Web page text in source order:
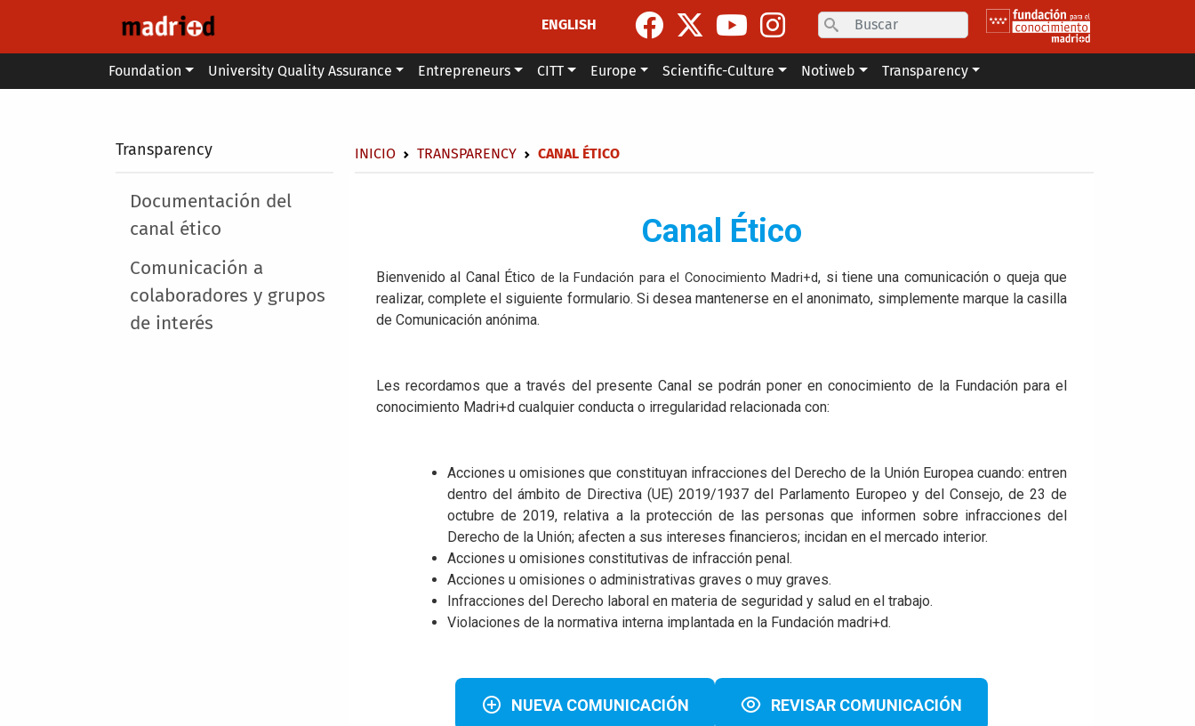
ENGLISH
Search
Main menu
Foundation University Quality Assurance Entrepreneurs CITT Europe Scientific-Culture Notiweb Transparency
Transparency Breadcrumb
INICIO TRANSPARENCY CANAL ÉTICO
Main menu
Documentación del
canal ético
Comunicación a
colaboradores y grupos
de interés